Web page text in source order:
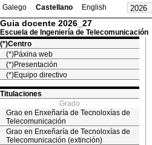
Galego Castellano English
Guia docente 2026_27
Escuela de Ingeniería de Telecomunicación
(*)Centro
(*)Páxina web
(*)Presentación
(*)Equipo directivo
Titulaciones
Grado
Grao en Enxeñaría de Tecnoloxías de
Telecomunicación
Grao en Enxeñaría de Tecnoloxías de
Telecomunicación (extinción)